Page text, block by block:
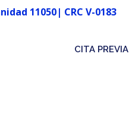
11050| CRC V-0183
CITA PREVIA